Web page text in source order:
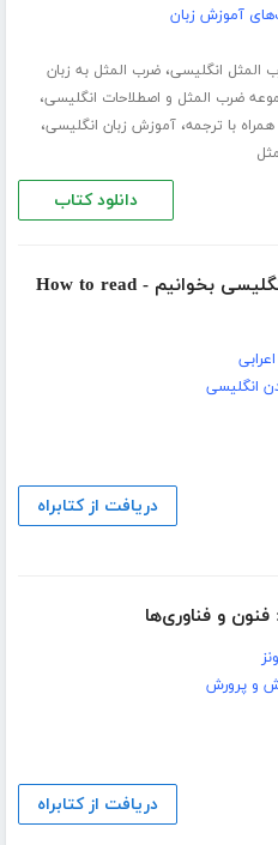
آموزش زبان
المثل انگلیسی،ضرب المثل به زبان
ضرب المثل و اصطلاحات انگلیسی،
با ترجمه،آموزش زبان انگلیسی،
دانلود کتاب
دانلود کتاب چگونه اعداد را به انگلیسی بخوانیم - How to read
انگلیسی
دریافت از کتابراه
فنون و فناوری‌ها
و پرورش
دریافت از کتابراه